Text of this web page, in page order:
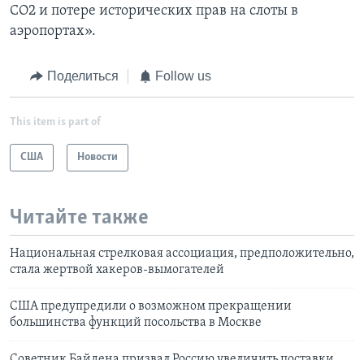
CO2 и потере исторических прав на слоты в
аэропортах».
Поделиться Follow us
This item is part of
США Новости
Читайте также
Национальная стрелковая ассоциация, предположительно,
стала жертвой хакеров-вымогателей
США предупредили о возможном прекращении
большинства функций посольствa в Москве